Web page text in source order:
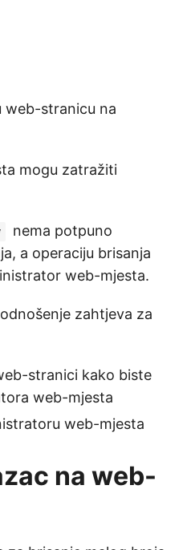
web-stranicu na
mogu zatražiti
nema potpuno
a operaciju brisanja
web-mjesta.
zahtjeva za
stranici kako biste
web-mjesta
web-mjesta
na web-